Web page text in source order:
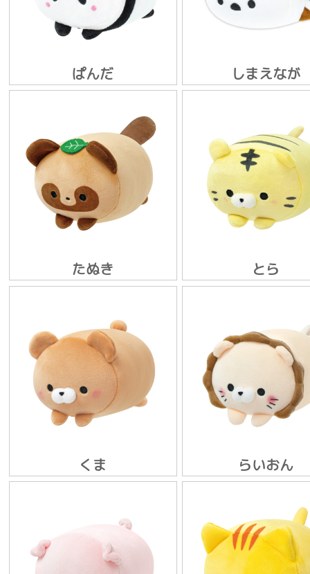
ぱんだ しまえなが
たぬき とら
くま らいおん